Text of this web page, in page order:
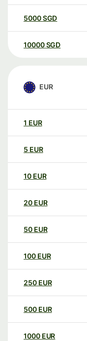
5000SGD
10000 SGD
EUR
1 EUR
5 EUR
10 EUR
20 EUR
50 EUR
100 EUR
250 EUR
500 EUR
1000 EUR